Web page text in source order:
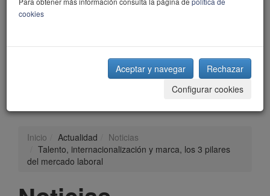
Inicio Actualidad
Noticias
Talento, internacionalización y marca, los 3 pilares
del mercado laboral
cookies
Aceptar y navegar
Rechazar
Configurar cookies